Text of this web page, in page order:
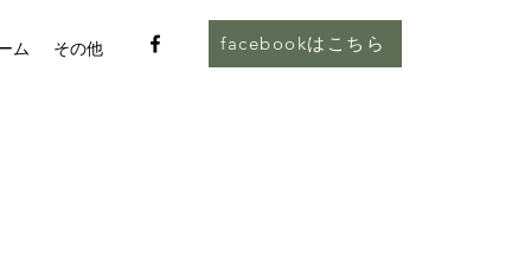
ム その他 facebookはこちら